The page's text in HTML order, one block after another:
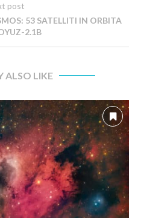
post
53 SATELLITI IN ORBITA
2.1B
ALSO LIKE